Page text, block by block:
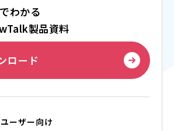
わかる
製品資料
ロード
ーザー向け